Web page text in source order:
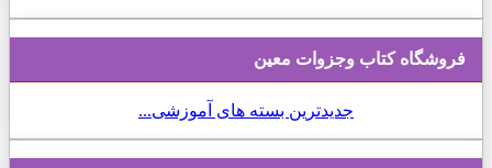
فروشگاه کتاب وجزوات معین
جدیدترین بسته های آموزشی...